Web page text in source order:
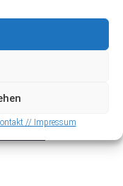
// Impressum